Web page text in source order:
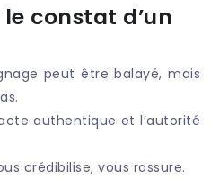
constat d’un
peut être balayé, mais
authentique et l’autorité
crédibilise, vous rassure.